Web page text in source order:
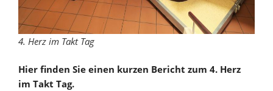
4. Herz im Takt Tag
Hier finden Sie einen kurzen Bericht zum 4. Herz
im Takt Tag.